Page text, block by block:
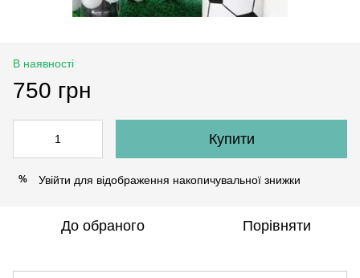
В наявності
750 грн
Купити
% Увійти для відображення накопичувальної знижки
До обраного Порівняти